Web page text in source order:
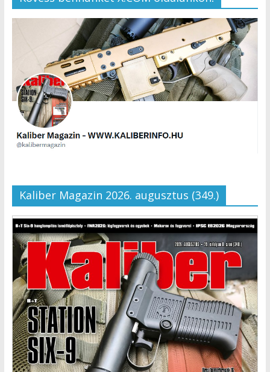
Kaliber Magazin 2026. augusztus (349.)